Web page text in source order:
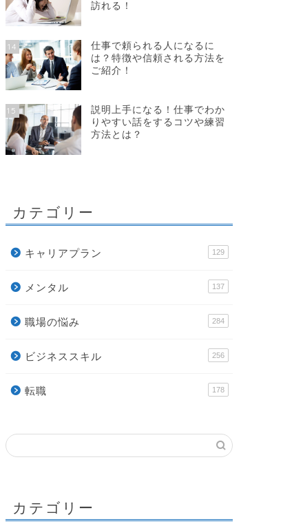
訪れる！
14
仕事で頼られる人になるに
は？特徴や信頼される方法を
ご紹介！
15
説明上手になる！仕事でわか
りやすい話をするコツや練習
方法とは？
カテゴリー
キャリアプラン 129
メンタル 137
職場の悩み 284
ビジネススキル 256
転職 178
カテゴリー